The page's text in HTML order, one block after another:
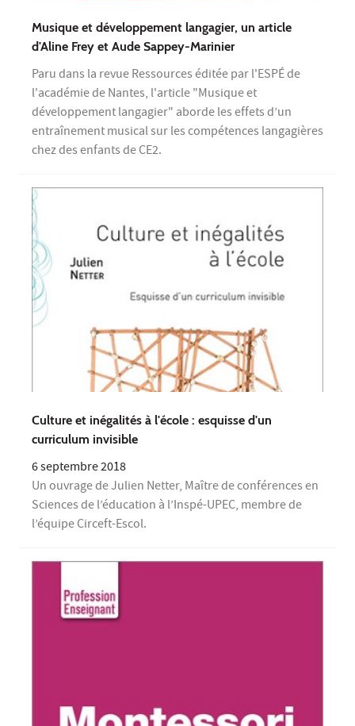
Musique et développement langagier, un article
d'Aline Frey et Aude Sappey-Marinier
Paru dans la revue Ressources éditée par l'ESPÉ de
l'académie de Nantes, l'article "Musique et
développement langagier" aborde les effets d’un
entraînement musical sur les compétences langagières
chez des enfants de CE2.
Culture et inégalités à l'école : esquisse d'un
curriculum invisible
6 septembre 2018
Un ouvrage de Julien Netter, Maître de conférences en
Sciences de l’éducation à l’Inspé-UPEC, membre de
l’équipe Circeft-Escol.